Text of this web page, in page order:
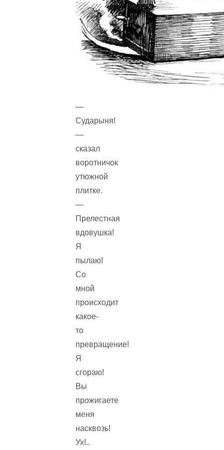
—
Сударыня!
—
сказал
воротничок
утюжной
плитке.
—
Прелестная
вдовушка!
Я
пылаю!
Со
мной
происходит
какое-
то
превращение!
Я
сгораю!
Вы
прожигаете
меня
насквозь!
Ух!..